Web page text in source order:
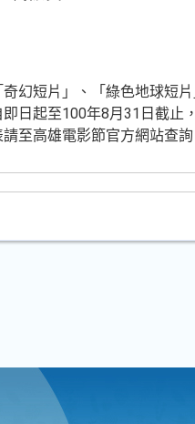
幻短片」、「綠色地球短
日起至100年8月31日截止
至高雄電影節官方網站查詢